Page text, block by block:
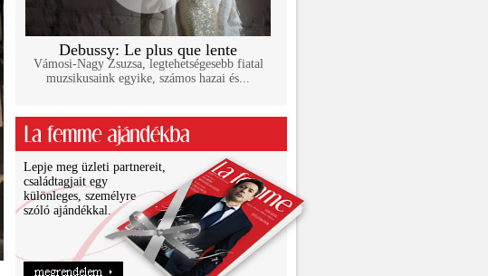
Debussy: Le plus que lente
Vámosi-Nagy Zsuzsa, legtehetségesebb fiatal
muzsikusaink egyike, számos hazai és...
Lepje meg üzleti partnereit,
családtagjait egy
különleges, személyre
szóló ajándékkal.